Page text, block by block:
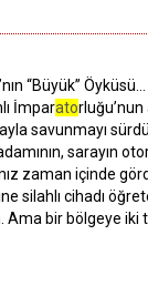
“Büyük”
İmparato
savunmayı
zaman içinde
cihadı
Ama bir bölgeye